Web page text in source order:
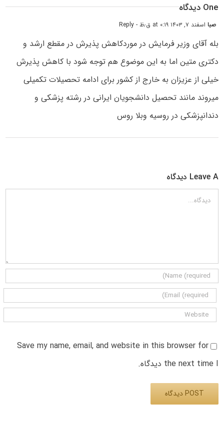
One دیدگاه
صبااسفند ۷, ۱۴۰۳ at ۰:۱۹ ق٫ظ - Reply
بله آقای وزیر فرمایش در موردکاهش پذیرش در مقطع ارشد و
دکتری متین اما به این موضوع هم توجه شود با کاهش پذیرش
خیلی از عزیزان به خارج از کشور برای ادامه تحصیلات تکمیلی
میروند مانند تحصیل دانشجویان ایرانی در رشته پزشکی و
دندانپزشکی در روسیه وبلا روس
Leave A دیدگاه
دیدگاه
Save my name, email, and website in this browser for
the next time I دیدگاه.